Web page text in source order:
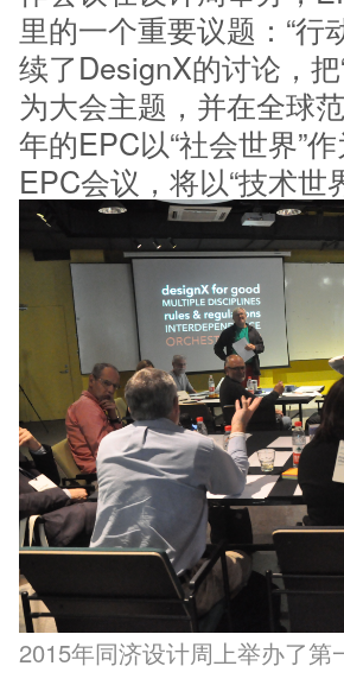
里的一个重要议题：“行
续了DesignX的讨论，
为大会主题，并在全球
年的EPC以“社会世界”
EPC会议，将以“技术世
2015年同济设计周上举办了第